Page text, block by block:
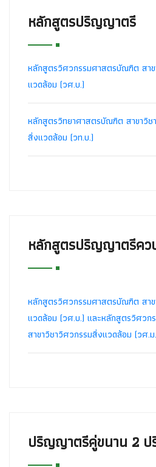
หลักสูตรปริญญาตรี
หลักสูตรวิศวกรรมศาสตรบัณฑิต สา
แวดล้อม (วศ.บ.)
หลักสูตรวิทยาศาสตรบัณฑิต สาขาวิช
สิ่งแวดล้อม (วท.บ.)
หลักสูตรปริญญาตรีคว
หลักสูตรวิศวกรรมศาสตรบัณฑิต สา
แวดล้อม (วศ.บ.) และหลักสูตรวิศวก
สาขาวิชาวิศวกรรมสิ่งแวดล้อม (วศ.ม
ปริญญาตรีคู่ขนาน 2